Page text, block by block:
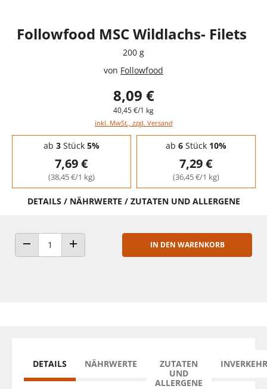
Followfood MSC Wildlachs- Filets
200 g
von Followfood
8,09 €
40,45 €/1 kg
inkl. MwSt., zzgl. Versand
Staffelpreise - Mengenrabatt
ab 3Stück 5%
7,69 €
(38,45 €/1 kg)
ab 6Stück 10%
7,29 €
(36,45 €/1 kg)
DETAILS / NÄHRWERTE / ZUTATEN UND ALLERGENE
ANZAHL VERRINGERNANZAHL ERHÖHEN
IN DEN WARENKORB
DETAILS NÄHRWERTE
ZUTATEN
UND
ALLERGENE